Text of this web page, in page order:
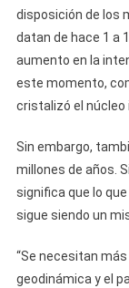
disposición de los
datan de hace 1 a
aumento en la
este momento,
cristalizó el núcleo
Sin embargo,
millones de años.
significa que lo
sigue siendo un
“Se necesitan
geodinámica y el